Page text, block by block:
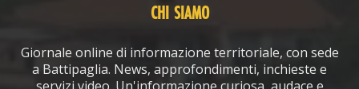
CHI SIAMO
Giornale online di informazione territoriale, con sede
a Battipaglia. News, approfondimenti, inchieste e